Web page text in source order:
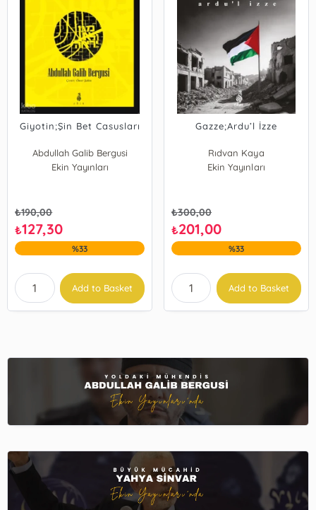
Giyotin;Şin Bet Casusları
Abdullah Galib Bergusi
Ekin Yayınları
₺190,00
₺127,30
%33
Add to Basket
Gazze;Ardu’l İzze
Rıdvan Kaya
Ekin Yayınları
₺300,00
₺201,00
%33
Add to Basket